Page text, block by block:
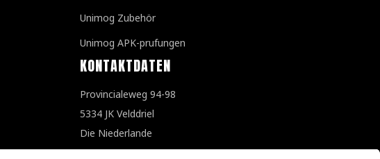
Unimog Zubehör
Unimog APK-prufungen
KONTAKTDATEN
Provincialeweg 94-98
5334 JK Velddriel
Die Niederlande